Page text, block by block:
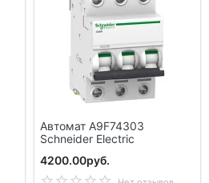
Автомат A9F74303
Schneider Electric
4200.00руб.